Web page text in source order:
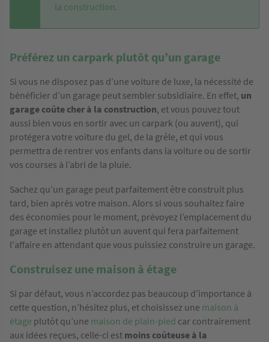
la construction.
Préférez un carpark plutôt qu’un garage
Si vous ne disposez pas d’une voiture de luxe, la nécessité de
bénéficier d’un garage peut sembler subsidiaire. En effet, un
garage coûte cher à la construction, et vous pouvez tout
aussi bien vous en sortir avec un carpark (ou auvent), qui
protégera votre voiture du gel, de la grêle, et qui vous
permettra de rentrer vos enfants dans la voiture ou de sortir
vos courses à l’abri de la pluie.
Sachez qu’un garage peut parfaitement être construit plus
tard, bien après votre maison. Alors si vous souhaitez faire
des économies pour le moment, prévoyez l’emplacement du
garage et installez plutôt un auvent qui fera parfaitement
l'affaire en attendant que vous puissiez construire un garage.
Construisez une maison à étage
Si par défaut, vous n’accordez pas beaucoup d’importance à
cette question, n’hésitez plus, et choisissez une maison à
étage plutôt qu’une maison de plain-pied car contrairement
aux idées reçues, celle-ci est moins coûteuse à la